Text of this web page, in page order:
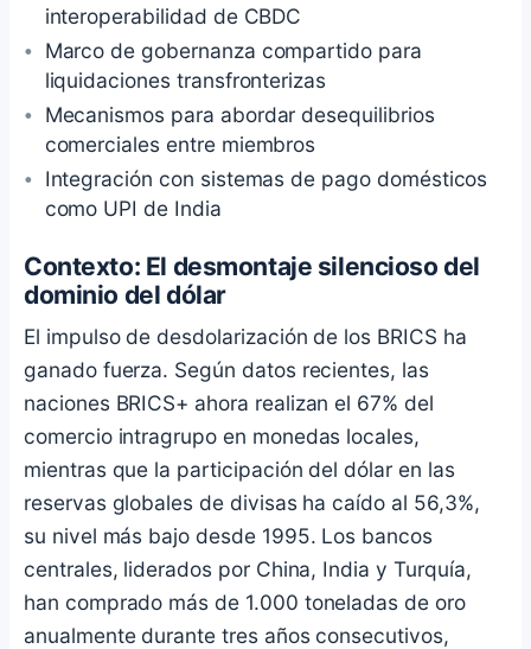
interoperabilidad de CBDC
Marco de gobernanza compartido para
liquidaciones transfronterizas
Mecanismos para abordar desequilibrios
comerciales entre miembros
Integración con sistemas de pago domésticos
como UPI de India
Contexto: El desmontaje silencioso del
dominio del dólar
El impulso de desdolarización de los BRICS ha
ganado fuerza. Según datos recientes, las
naciones BRICS+ ahora realizan el 67% del
comercio intragrupo en monedas locales,
mientras que la participación del dólar en las
reservas globales de divisas ha caído al 56,3%,
su nivel más bajo desde 1995. Los bancos
centrales, liderados por China, India y Turquía,
han comprado más de 1.000 toneladas de oro
anualmente durante tres años consecutivos,